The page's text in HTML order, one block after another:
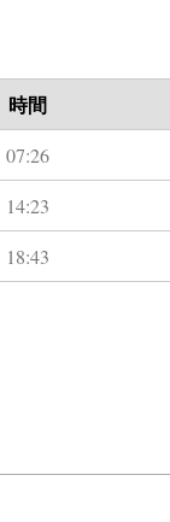
時間
07:26
14:23
18:43